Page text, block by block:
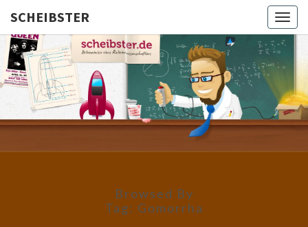
SCHEIBSTER
Gutbürgerliche
Reime Und
Mehr! In
Blogform.
School!
Browsed By
Tag: Gomorrha